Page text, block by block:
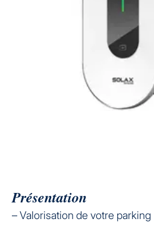
Présentation
– Valorisation de votre parking